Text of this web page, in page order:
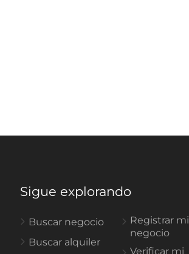
Sigue explorando
Buscar negocio
Buscar alquiler
Registrar mi
negocio
Verificar mi